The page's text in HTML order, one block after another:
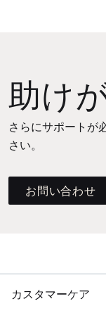
助け
さらにサポートが
さい。
お問い合わせ
カスタマーケア